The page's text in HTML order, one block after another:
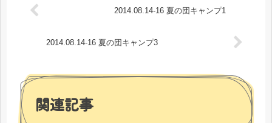
2014.08.14-16 夏の団キャンプ1
2014.08.14-16 夏の団キャンプ3
関連記事